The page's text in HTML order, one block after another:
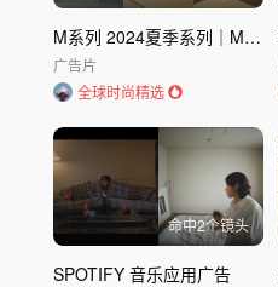
M系列 2024夏季系列｜MOUSSY OFFICIAL 摩西
广告片
全球时尚精选
命中2个镜头
SPOTIFY 音乐应用广告